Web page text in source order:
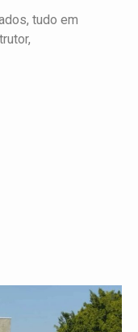
tudo em